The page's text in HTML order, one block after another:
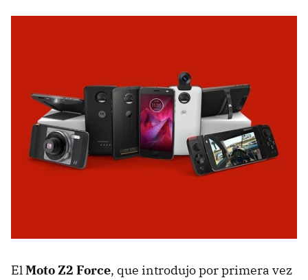
ElMoto Z2 Force, que introdujo por primera vez